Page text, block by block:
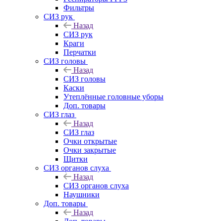
Фильтры
СИЗ рук
Назад
СИЗ рук
Краги
Перчатки
СИЗ головы
Назад
СИЗ головы
Каски
Утеплённые головные уборы
Доп. товары
СИЗ глаз
Назад
СИЗ глаз
Очки открытые
Очки закрытые
Щитки
СИЗ органов слуха
Назад
СИЗ органов слуха
Наушники
Доп. товары
Назад